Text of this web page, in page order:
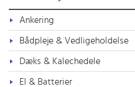
Ankering
Bådpleje & Vedligeholdelse
Dæks & Kalechedele
El & Batterier